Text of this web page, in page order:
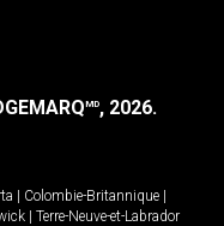
MD, 2026.
Colombie-Britannique
Terre-Neuve-et-Labrador